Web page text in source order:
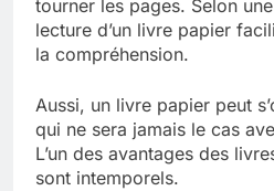
tourner les pages. Selon
lecture d’un livre papier
la compréhension.
Aussi, un livre papier peut
qui ne sera jamais le cas
L’un des avantages des
sont intemporels.